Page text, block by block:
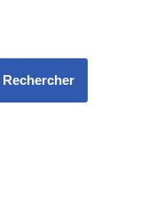
Rechercher